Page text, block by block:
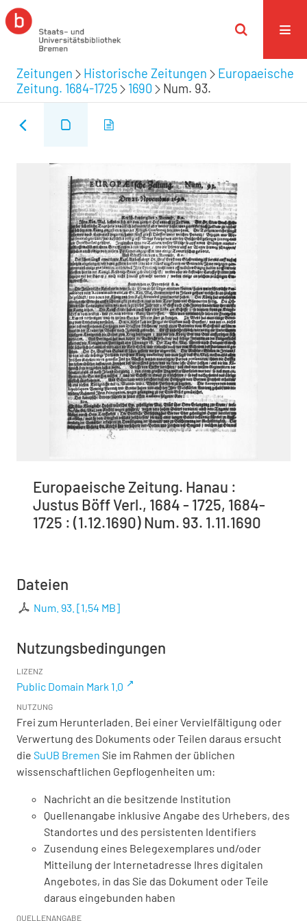
Zeitungen Historische Zeitungen
Europaeische
Zeitung. 1684-1725
1690 Num. 93.
Europaeische Zeitung. Hanau :
Justus Böff Verl., 1684 - 1725, 1684-
1725 : (1.12.1690) Num. 93. 1.11.1690
Dateien
Num. 93. [1,54 MB]
Nutzungsbedingungen
LIZENZ
Public Domain Mark 1.0
NUTZUNG
Frei zum Herunterladen. Bei einer Vervielfältigung oder
Verwertung des Dokuments oder Teilen daraus ersucht
die SuUB Bremen Sie im Rahmen der üblichen
wissenschaftlichen Gepflogenheiten um:
Nachricht an die besitzende Institution
Quellenangabe inklusive Angabe des Urhebers, des
Standortes und des persistenten Identifiers
Zusendung eines Belegexemplares und/oder
Mitteilung der Internetadresse Ihres digitalen
Angebotes, in das Sie das Dokument oder Teile
daraus eingebunden haben
QUELLENANGABE